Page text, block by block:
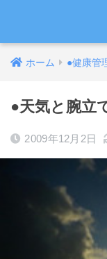
ホーム ●健康管
●天気と腕立
2009年12月2日